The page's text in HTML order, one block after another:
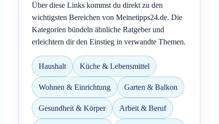
Über diese Links kommst du direkt zu den
wichtigsten Bereichen von Meinetipps24.de. Die
Kategorien bündeln ähnliche Ratgeber und
erleichtern dir den Einstieg in verwandte Themen.
Haushalt Küche & Lebensmittel
Wohnen & Einrichtung Garten & Balkon
Gesundheit & Körper Arbeit & Beruf